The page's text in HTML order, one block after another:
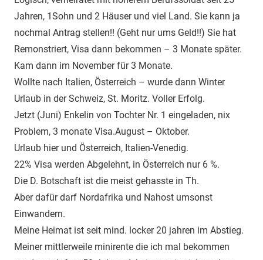
Jahren, 1Sohn und 2 Häuser und viel Land. Sie kann ja
nochmal Antrag stellen!! (Geht nur ums Geld!!) Sie hat
Remonstriert, Visa dann bekommen – 3 Monate später.
Kam dann im November für 3 Monate.
Wollte nach Italien, Österreich – wurde dann Winter
Urlaub in der Schweiz, St. Moritz. Voller Erfolg.
Jetzt (Juni) Enkelin von Tochter Nr. 1 eingeladen, nix
Problem, 3 monate Visa.August – Oktober.
Urlaub hier und Österreich, Italien-Venedig.
22% Visa werden Abgelehnt, in Österreich nur 6 %.
Die D. Botschaft ist die meist gehasste in Th.
Aber dafür darf Nordafrika und Nahost umsonst
Einwandern.
Meine Heimat ist seit mind. locker 20 jahren im Abstieg.
Meiner mittlerweile minirente die ich mal bekommen